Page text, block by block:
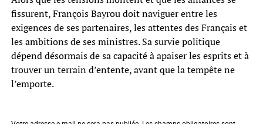
fissurent, François Bayrou doit naviguer entre les
exigences de ses partenaires, les attentes des Français et
les ambitions de ses ministres. Sa survie politique
dépend désormais de sa capacité à apaiser les esprits et à
trouver un terrain d’entente, avant que la tempête ne
l’emporte.